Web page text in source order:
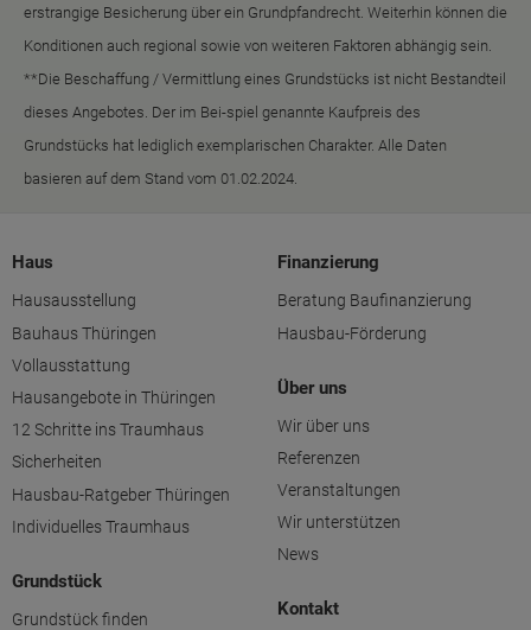
erstrangige Besicherung über ein Grundpfandrecht. Weiterhin können die
Konditionen auch regional sowie von weiteren Faktoren abhängig sein.
**Die Beschaffung / Vermittlung eines Grundstücks ist nicht Bestandteil
dieses Angebotes. Der im Bei-spiel genannte Kaufpreis des
Grundstücks hat lediglich exemplarischen Charakter. Alle Daten
basieren auf dem Stand vom 01.02.2024.
Haus
Hausausstellung
Bauhaus Thüringen
Vollausstattung
Hausangebote in Thüringen
12 Schritte ins Traumhaus
Sicherheiten
Hausbau-Ratgeber Thüringen
Individuelles Traumhaus
Grundstück
Grundstück finden
Finanzierung
Beratung Baufinanzierung
Hausbau-Förderung
Über uns
Wir über uns
Referenzen
Veranstaltungen
Wir unterstützen
News
Kontakt